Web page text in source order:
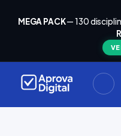
MEGA PACK— 130
Seu
loja e